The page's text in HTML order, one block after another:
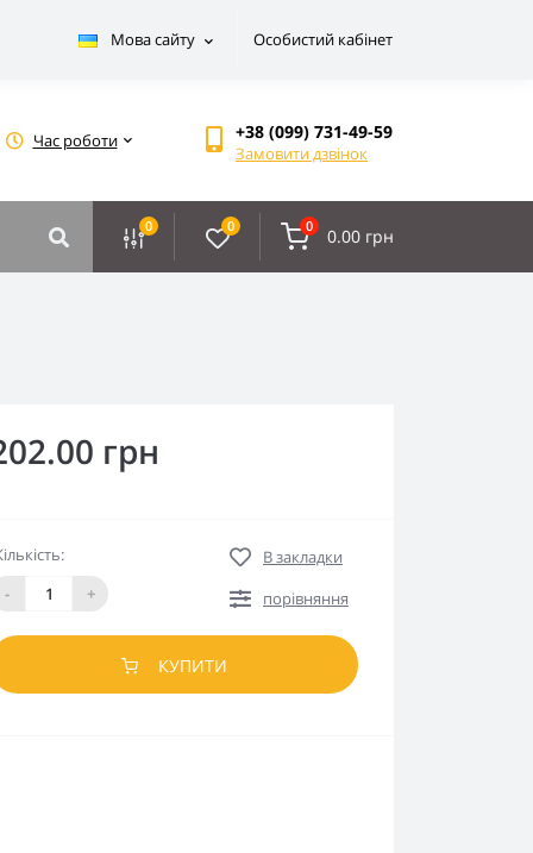
Мова сайту Особистий кабінет
Час роботи +38 (099) 731-49-59
Замовити дзвінок
0 0 0 0.00 грн
грн
-
+
В закладки
порівняння
КУПИТИ